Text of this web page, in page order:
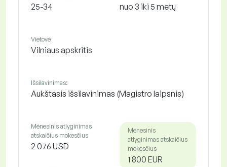
25-34 nuo 3 iki 5 metų
Vietovė
Vilniaus apskritis
Išsilavinimas:
Aukštasis išsilavinimas (Magistro laipsnis)
Mėnesinis atlyginimas
atskaičius mokesčius
2 076 USD
Mėnesinis
atlyginimas atskaičius
mokesčius
1 800 EUR